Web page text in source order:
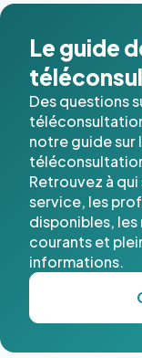
Le guide
Des questions
notre guide sur
Retrouvez à
service, les
disponibles,
courants et
informations.